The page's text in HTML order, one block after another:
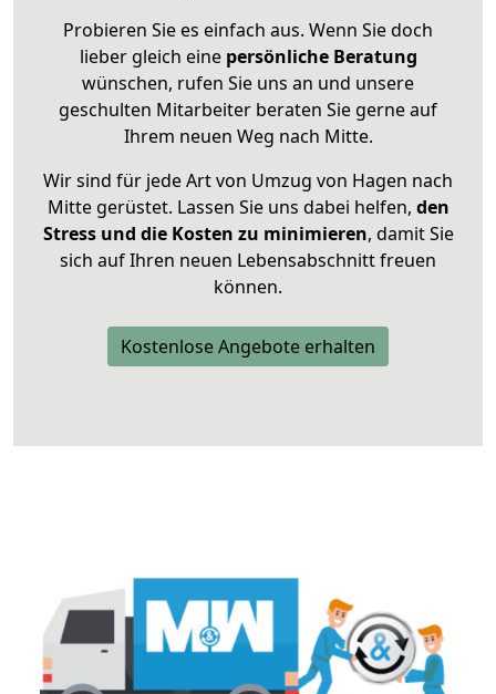
Probieren Sie es einfach aus. Wenn Sie doch
lieber gleich eine persönliche Beratung
wünschen, rufen Sie uns an und unsere
geschulten Mitarbeiter beraten Sie gerne auf
Ihrem neuen Weg nach Mitte.
Wir sind für jede Art von Umzug von Hagen nach
Mitte gerüstet. Lassen Sie uns dabei helfen, den
Stress und die Kosten zu minimieren, damit Sie
sich auf Ihren neuen Lebensabschnitt freuen
können.
Kostenlose Angebote erhalten